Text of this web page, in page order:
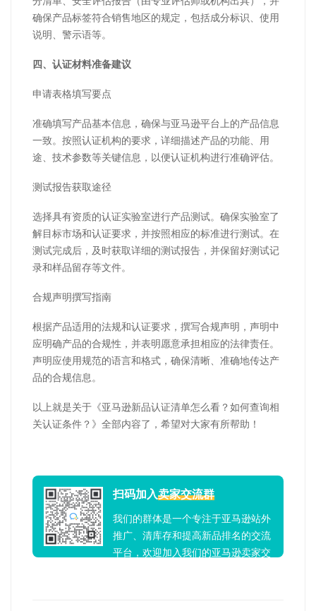
确保产品标签符合销售地区的规定，包括成分标识、使用
说明、警示语等。
四、认证材料准备建议
申请表格填写要点
准确填写产品基本信息，确保与亚马逊平台上的产品信息
一致。按照认证机构的要求，详细描述产品的功能、用
途、技术参数等关键信息，以便认证机构进行准确评估。
测试报告获取途径
选择具有资质的认证实验室进行产品测试。确保实验室了
解目标市场和认证要求，并按照相应的标准进行测试。在
测试完成后，及时获取详细的测试报告，并保留好测试记
录和样品留存等文件。
合规声明撰写指南
根据产品适用的法规和认证要求，撰写合规声明，声明中
应明确产品的合规性，并表明愿意承担相应的法律责任。
声明应使用规范的语言和格式，确保清晰、准确地传达产
品的合规信息。
以上就是关于《亚马逊新品认证清单怎么看？如何查询相
关认证条件？》全部内容了，希望对大家有所帮助！
扫码加入卖家交流群
我们的群体是一个专注于亚马逊站外
推广、清库存和提高新品排名的交流
平台，欢迎加入我们的亚马逊卖家交